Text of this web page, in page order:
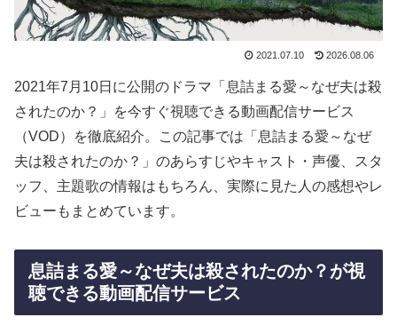
2021.07.10 2026.08.06
2021年7月10日に公開のドラマ「息詰まる愛～なぜ夫は殺
されたのか？」を今すぐ視聴できる動画配信サービス
（VOD）を徹底紹介。この記事では「息詰まる愛～なぜ
夫は殺されたのか？」のあらすじやキャスト・声優、スタ
ッフ、主題歌の情報はもちろん、実際に見た人の感想やレ
ビューもまとめています。
息詰まる愛～なぜ夫は殺されたのか？が視
聴できる動画配信サービス